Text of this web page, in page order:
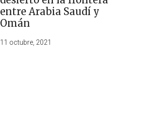
entre Arabia Saudí y
Omán
11 octubre, 2021